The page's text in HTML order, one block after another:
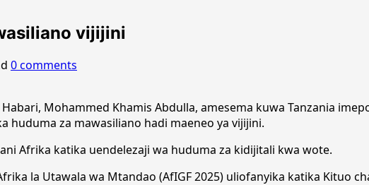
vijijini
0 comments
Mohammed Khamis Abdulla, amesema kuwa Tanzania
huduma za mawasiliano hadi maeneo ya vijijini.
Afrika katika uendelezaji wa huduma za kidijitali kwa wote.
la Utawala wa Mtandao (AfIGF 2025) uliofanyika katika Kituo